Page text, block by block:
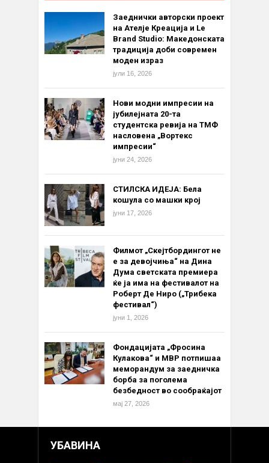
Заеднички авторски проект
на Ателје Креација и Le
Brand Studio: Македонската
традиција доби современ
моден израз
јули 16, 2026
Нови модни импресии на
јубилејната 20-та
студентска ревија на ТМФ
насловена „Вортекс
импресии“
јуни 24, 2026
СТИЛСКА ИДЕЈА: Бела
кошула со машки крој
јуни 17, 2026
Филмот „Скејтбордингот не
е за девојчиња“ на Дина
Дума светската премиера
ќе ја има на фестивалот на
Роберт Де Ниро („Трибека
фестивал“)
јуни 1, 2026
Фондацијата „Фросина
Кулакова“ и МВР потпишаа
меморандум за заедничка
борба за поголема
безбедност во сообраќајот
мај 27, 2026
УБАВИНА